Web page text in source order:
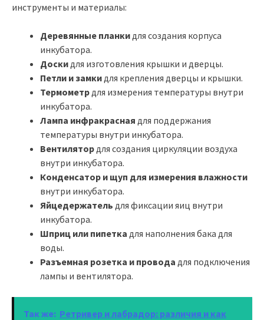
инструменты и материалы:
Деревянные планки для создания корпуса
инкубатора.
Доски для изготовления крышки и дверцы.
Петли и замки для крепления дверцы и крышки.
Термометр для измерения температуры внутри
инкубатора.
Лампа инфракрасная для поддержания
температуры внутри инкубатора.
Вентилятор для создания циркуляции воздуха
внутри инкубатора.
Конденсатор и щуп для измерения влажности
внутри инкубатора.
Яйцедержатель для фиксации яиц внутри
инкубатора.
Шприц или пипетка для наполнения бака для
воды.
Разъемная розетка и провода для подключения
лампы и вентилятора.
Так же: Ретривер и лабрадор: различия и как